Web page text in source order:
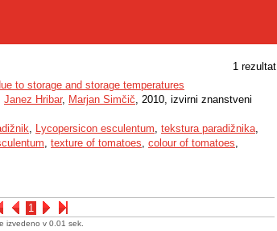
1 rezultat
1
to storage and storage temperatures
Janez Hribar, Marjan Simčič, 2010, izvirni znanstveni
, Lycopersicon esculentum, tekstura paradižnika,
, texture of tomatoes, colour of tomatoes,
izvedeno v 0.01 sek.